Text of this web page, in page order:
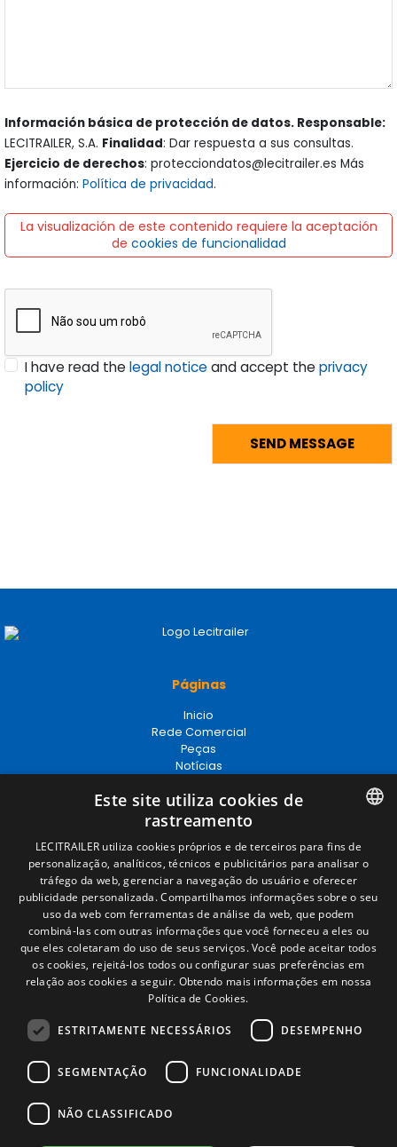
Información básica de protección de datos. Responsable:
LECITRAILER, S.A. Finalidad: Dar respuesta a sus consultas.
Ejercicio de derechos: protecciondatos@lecitrailer.es Más
información: Política de privacidad.
La visualización de este contenido requiere la aceptación
de cookies de funcionalidad
I have read thelegal noticeand accept theprivacy
policy
Páginas
Inicio
Rede Comercial
Peças
Notícias
Términos legales
Aviso legal
Política de privacidade
Política de cookies
Condições Gerais de Venda
Gerenciar cookies
Contacto
Camino de los Huertos, S/N. Apdo 100
50620 - Casetas (Zaragoza) SPAIN
SPANISH
ENGLISH
FRENCH
ITALIAN
PORTUGUESE
Este site utiliza cookies de
rastreamento
LECITRAILER utiliza cookies próprios e de terceiros para fins de
personalização, analíticos, técnicos e publicitários para analisar o
tráfego da web, gerenciar a navegação do usuário e oferecer
publicidade personalizada. Compartilhamos informações sobre o seu
uso da web com ferramentas de análise da web, que podem
combiná-las com outras informações que você forneceu a eles ou
que eles coletaram do uso de seus serviços. Você pode aceitar todos
os cookies, rejeitá-los todos ou configurar suas preferências em
relação aos cookies a seguir. Obtendo mais informações em nossa
Política de Cookies.
ESTRITAMENTE NECESSÁRIOS DESEMPENHO
SEGMENTAÇÃO FUNCIONALIDADE
NÃO CLASSIFICADO